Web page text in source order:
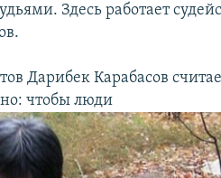
Здесь работает
Дарибек Карабасов
чтобы люди